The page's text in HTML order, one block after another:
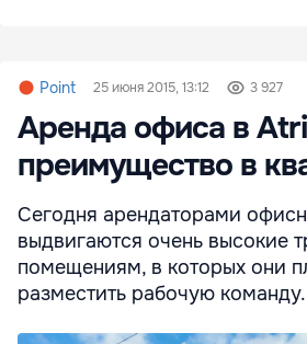
Point 25 июня 2015, 13:12 3 927
Аренда офиса в
преимущество в
Сегодня арендаторами
выдвигаются очень высокие
помещениям, в которых они
разместить рабочую команду.